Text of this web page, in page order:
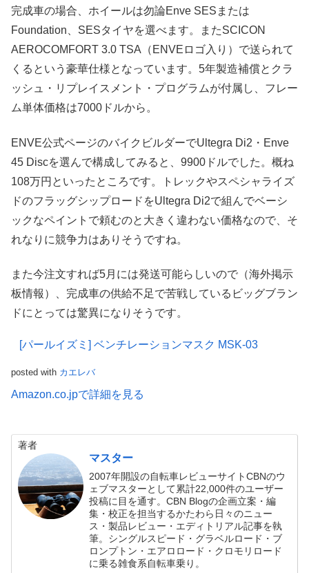
完成車の場合、ホイールは勿論Enve SESまたは
Foundation、SESタイヤを選べます。またSCICON
AEROCOMFORT 3.0 TSA（ENVEロゴ入り）で送られて
くるという豪華仕様となっています。5年製造補償とクラ
ッシュ・リプレイスメント・プログラムが付属し、フレー
ム単体価格は7000ドルから。
ENVE公式ページのバイクビルダーでUltegra Di2・Enve
45 Discを選んで構成してみると、9900ドルでした。概ね
108万円といったところです。トレックやスペシャライズ
ドのフラッグシップロードをUltegra Di2で組んでベーシ
ックなペイントで頼むのと大きく違わない価格なので、そ
れなりに競争力はありそうですね。
また今注文すれば5月には発送可能らしいので（海外掲示
板情報）、完成車の供給不足で苦戦しているビッグブラン
ドにとっては驚異になりそうです。
[パールイズミ] ベンチレーションマスク MSK-03
posted with カエレバ
Amazon.co.jpで詳細を見る
著者
マスター
2007年開設の自転車レビューサイトCBNのウ
ェブマスターとして累計22,000件のユーザー
投稿に目を通す。CBN Blogの企画立案・編
集・校正を担当するかたわら日々のニュー
ス・製品レビュー・エディトリアル記事を執
筆。シングルスピード・グラベルロード・ブ
ロンプトン・エアロロード・クロモリロード
に乗る雑食系自転車乗り。